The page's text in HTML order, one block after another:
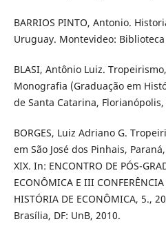
BARRIOS PINTO, Antonio.
Uruguay. Montevideo:
BLASI, Antônio Luiz.
Monografia (Graduação em
de Santa Catarina, Florianópolis,
BORGES, Luiz Adriano G.
em São José dos Pinhais,
XIX. In: ENCONTRO DE PÓS-
ECONÔMICA E III
HISTÓRIA DE ECONÔMICA, 5.,
Brasília, DF: UnB, 2010.